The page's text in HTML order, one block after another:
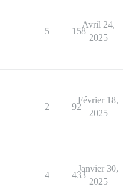
5 158
Avril 24,
2025
2 92
Février 18,
2025
4 433
Janvier 30,
2025